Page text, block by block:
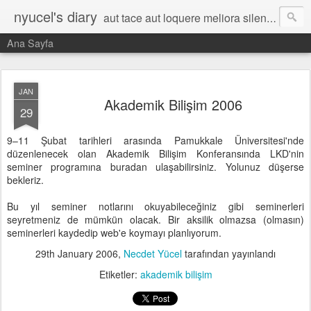
nyucel's diary aut tace aut loquere meliora silentio
Ana Sayfa
JAN
29 Akademik Bilişim 2006
9–11 Şubat tarihleri arasında Pamukkale Üniversitesi'nde
düzenlenecek olan Akademik Bilişim Konferansında LKD'nin
seminer programına buradan ulaşabilirsiniz. Yolunuz düşerse
bekleriz.
Bu yıl seminer notlarını okuyabileceğiniz gibi seminerleri
seyretmeniz de mümkün olacak. Bir aksilik olmazsa (olmasın)
seminerleri kaydedip web'e koymayı planlıyorum.
29th January 2006, Necdet Yücel tarafından yayınlandı
Etiketler: akademik bilişim